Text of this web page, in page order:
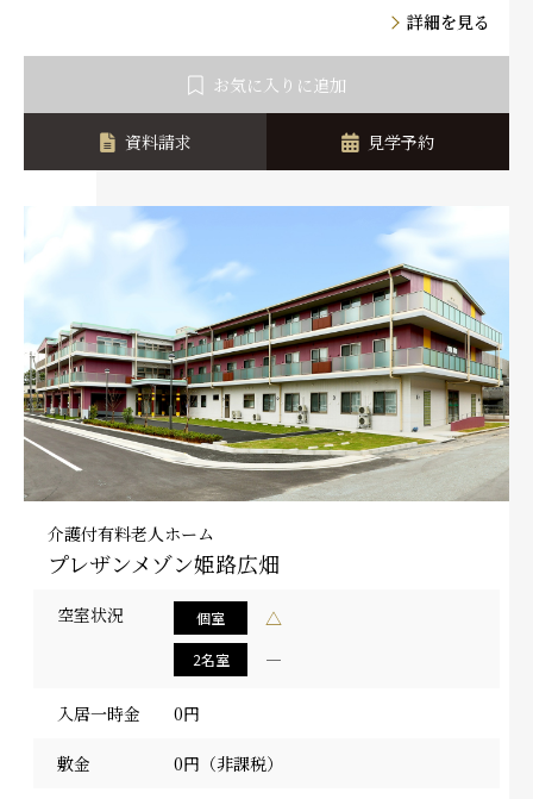
詳細を見る
お気に入りに追加
資料請求 見学予約
介護付有料老人ホーム
プレザンメゾン姫路広畑
空室状況 個室 △
2名室 ―
入居一時金 0円
敷金 0円（非課税）